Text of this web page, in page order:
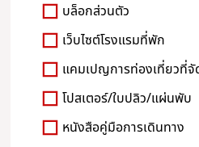
บล็อกส่วนตัว
เว็บไซต์โรงแรมที่พัก
แคมเปญการท่องเที่ยวที่
โปสเตอร์/ใบปลิว/แผ่นพับ
หนังสือคู่มือการเดินทาง